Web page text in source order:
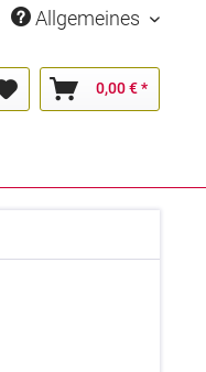
Allgemeines
0,00 € *